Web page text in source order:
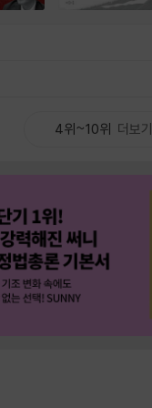
4위~10위 더보기